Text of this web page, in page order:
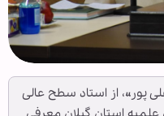
پور»، از استاد سطح عالی